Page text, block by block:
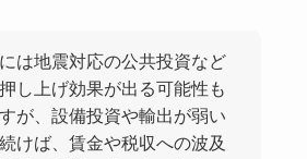
は地震対応の公共投資など
し上げ効果が出る可能性も
が、設備投資や輸出が弱い
けば、賃金や税収への波及